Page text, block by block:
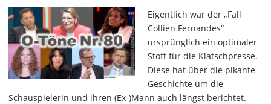
Eigentlich war der „Fall
Collien Fernandes“
ursprünglich ein optimaler
Stoff für die Klatschpresse.
Diese hat über die pikante
Geschichte um die
Schauspielerin und ihren (Ex-)Mann auch längst berichtet.